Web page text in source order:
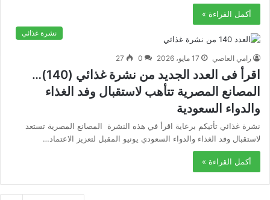
أكمل القراءة »
نشرة غذائي
رامي العاصي 17 مايو، 2026 0
27
اقرأ فى العدد الجديد من نشرة غذائي (140)…
المصانع المصرية تتأهب لاستقبال وفد الغذاء
والدواء السعودية
نشرة غذائي تأتيكم برعاية اقرأ في هذه النشرة المصانع المصرية تستعد
لاستقبال وفد الغذاء والدواء السعودي يونيو المقبل لتعزيز الاعتماد…
أكمل القراءة »